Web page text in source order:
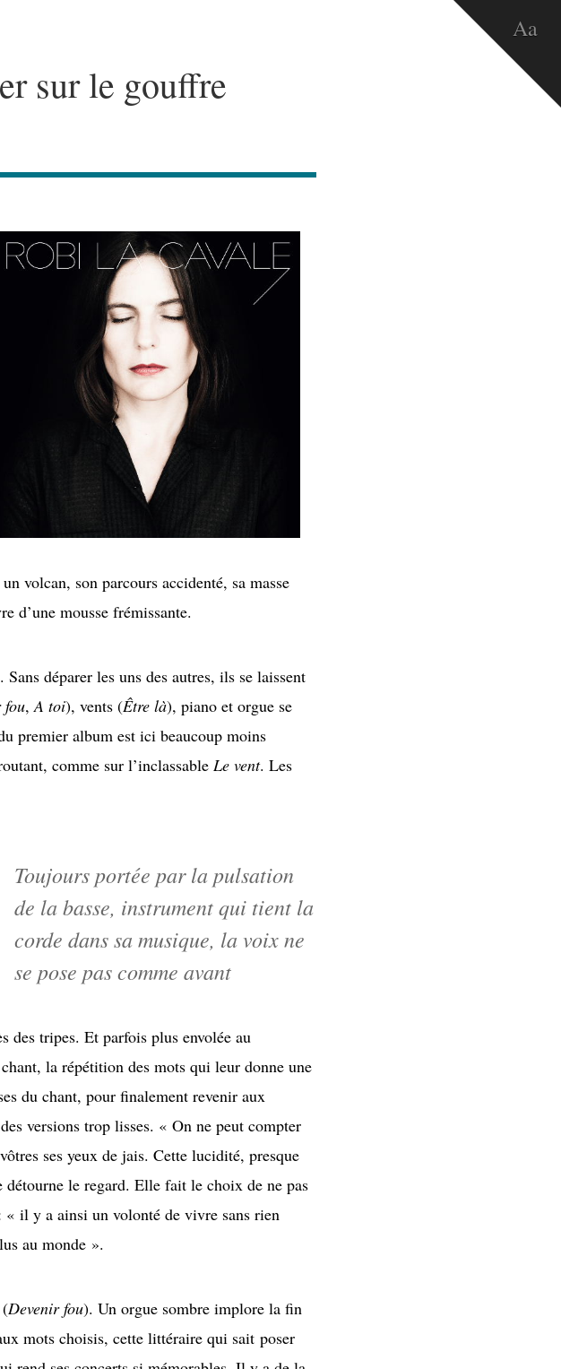
Aa
sur le gouffre
volcan, son parcours accidenté, sa masse
d’une mousse frémissante.
déparer les uns des autres, ils se laissent
fou,A toi), vents (Être là), piano et orgue se
premier album est ici beaucoup moins
comme sur l’inclassable Le vent. Les
Toujours portée par la pulsation
de la basse, instrument qui tient la
corde dans sa musique, la voix ne
se pose pas comme avant
des tripes. Et parfois plus envolée au
la répétition des mots qui leur donne une
du chant, pour finalement revenir aux
versions trop lisses. « On ne peut compter
ses yeux de jais. Cette lucidité, presque
le regard. Elle fait le choix de ne pas
« il y a ainsi un volonté de vivre sans rien
au monde ».
Devenir fou). Un orgue sombre implore la fin
mots choisis, cette littéraire qui sait poser